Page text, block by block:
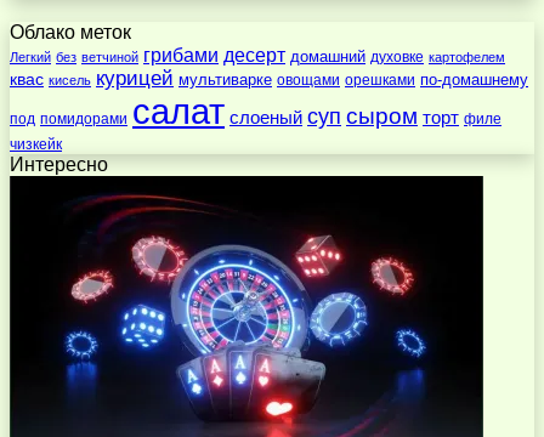
Облако меток
Легкий без ветчиной грибами десерт домашний духовке картофелем
квас кисель курицей мультиварке овощами орешками по-домашнему
под помидорами салат слоеный суп сыром торт филе
чизкейк
Интересно